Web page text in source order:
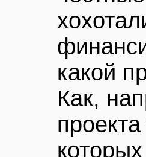
какой
Как,